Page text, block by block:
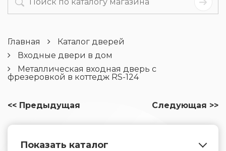
Главная
Каталог дверей
Входные двери в дом
Металлическая входная дверь с
фрезеровкой в коттедж RS-124
<< Предыдущая Следующая >>
Показать каталог